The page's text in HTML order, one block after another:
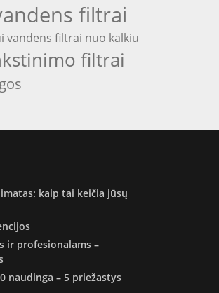
filtrai
vandens filtrai nuo kalkiu
filtrai
kaip tai keičia jūsų
ir profesionalams –
naudinga – 5 priežastys